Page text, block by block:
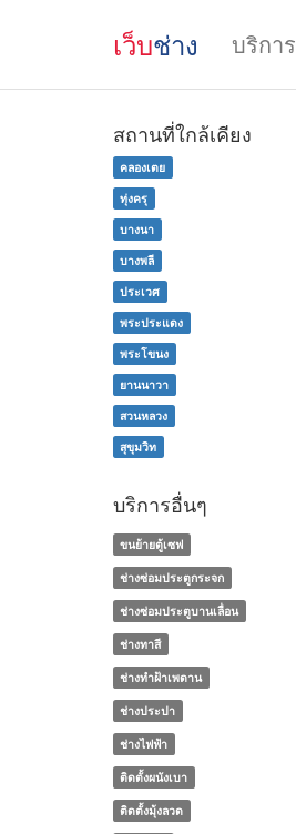
เว็บช่าง บริการ
สถานที่ใกล้เคียง
คลองเตย
ทุ่งครุ
บางนา
บางพลี
ประเวศ
พระประแดง
พระโขนง
ยานนาวา
สวนหลวง
สุขุมวิท
บริการอื่นๆ
ขนย้ายตู้เซฟ
ช่างซ่อมประตูกระจก
ช่างซ่อมประตูบานเลื่อน
ช่างทาสี
ช่างทําฝ้าเพดาน
ช่างประปา
ช่างไฟฟ้า
ติดตั้งผนังเบา
ติดตั้งมุ้งลวด